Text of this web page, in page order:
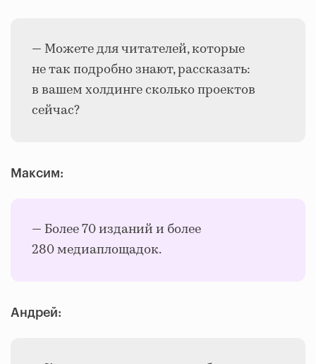
— Можете для читателей, которые
не так подробно знают, рассказать:
в вашем холдинге сколько проектов
сейчас?
Максим:
— Более 70 изданий и более
280 медиаплощадок.
Андрей: